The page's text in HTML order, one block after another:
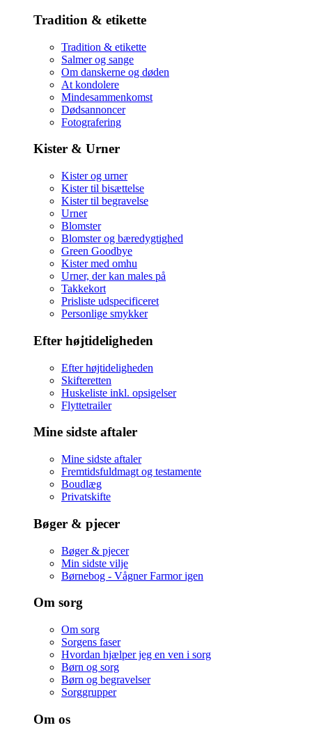
Tradition & etikette
Tradition & etikette
Salmer og sange
Om danskerne og døden
At kondolere
Mindesammenkomst
Dødsannoncer
Fotografering
Kister & Urner
Kister og urner
Kister til bisættelse
Kister til begravelse
Urner
Blomster
Blomster og bæredygtighed
Green Goodbye
Kister med omhu
Urner, der kan males på
Takkekort
Prisliste udspecificeret
Personlige smykker
Efter højtideligheden
Efter højtideligheden
Skifteretten
Huskeliste inkl. opsigelser
Flyttetrailer
Mine sidste aftaler
Mine sidste aftaler
Fremtidsfuldmagt og testamente
Boudlæg
Privatskifte
Bøger & pjecer
Bøger & pjecer
Min sidste vilje
Børnebog - Vågner Farmor igen
Om sorg
Om sorg
Sorgens faser
Hvordan hjælper jeg en ven i sorg
Børn og sorg
Børn og begravelser
Sorggrupper
Om os